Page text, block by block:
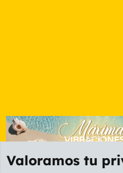
Valoramos tu